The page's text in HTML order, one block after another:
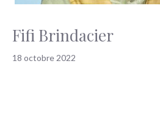
Fifi Brindacier
18 octobre 2022